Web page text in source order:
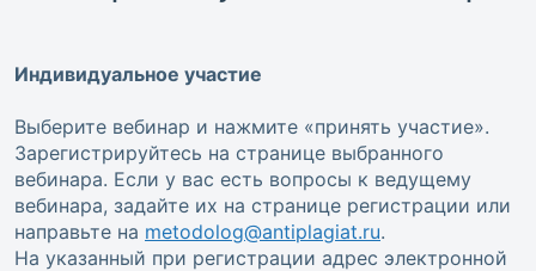
Индивидуальное участие
Выберите вебинар и нажмите «принять участие».
Зарегистрируйтесь на странице выбранного
вебинара. Если у вас есть вопросы к ведущему
вебинара, задайте их на странице регистрации или
направьте на metodolog@antiplagiat.ru.
На указанный при регистрации адрес электронной